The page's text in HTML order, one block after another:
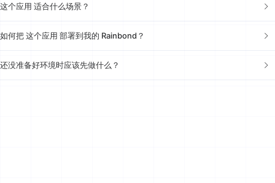
这个应用 适合什么场景？
如何把 这个应用 部署到我的 Rainbond？
还没准备好环境时应该先做什么？